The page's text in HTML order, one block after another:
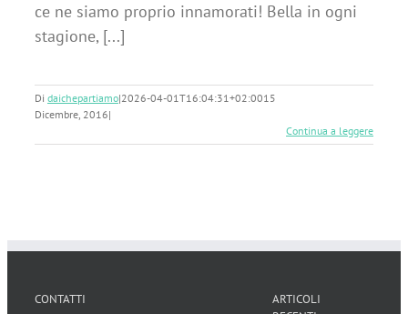
ce ne siamo proprio innamorati! Bella in ogni
stagione, [...]
Di daichepartiamo|2026-04-01T16:04:31+02:0015
Dicembre, 2016|
Continua a leggere
CONTATTI
ARTICOLI